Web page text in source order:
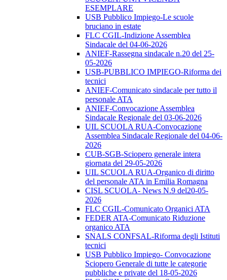
ESEMPLARE
USB Pubblico Impiego-Le scuole
bruciano in estate
FLC CGIL-Indizione Assemblea
Sindacale del 04-06-2026
ANIEF-Rassegna sindacale n.20 del 25-
05-2026
USB-PUBBLICO IMPIEGO-Riforma dei
tecnici
ANIEF-Comunicato sindacale per tutto il
personale ATA
ANIEF-Convocazione Assemblea
Sindacale Regionale del 03-06-2026
UIL SCUOLA RUA-Convocazione
Assemblea Sindacale Regionale del 04-06-
2026
CUB-SGB-Sciopero generale intera
giornata del 29-05-2026
UIL SCUOLA RUA-Organico di diritto
del personale ATA in Emilia Romagna
CISL SCUOLA- News N.9 del20-05-
2026
FLC CGIL-Comunicato Organici ATA
FEDER ATA-Comunicato Riduzione
organico ATA
SNALS CONFSAL-Riforma degli Istituti
tecnici
USB Pubblico Impiego- Convocazione
Sciopero Generale di tutte le categorie
pubbliche e private del 18-05-2026